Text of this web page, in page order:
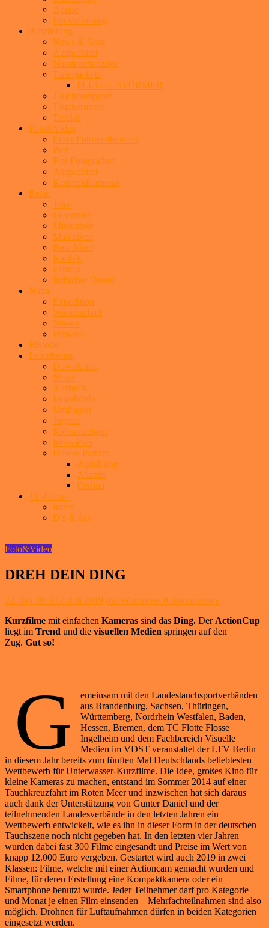
Apnoe
Fin swimming
Ausrüstung
News & Gear
Ausprobiert
Nasstauchanzüge
Tarierjackets
FLÜGEL STÜRMER
Tauchcomputer
Taucheruhren
Trockis
Foto&Video
Leser Fotowettbewerb
Pics
Frei Fotografiert
Ausprobiert
Kompaktkameras
Reise
Trips
Leserreise
Mittelmeer
Malediven
Rote Meer
Karibik
Fernost
Indischer Ozean
Natur
Expedition
Wissenschaft
Wissen
Umwelt
Historie
Leserforum
Downloads
News
Ausblick
Leserbriefe
Umfragen
Jugend
Kleinanzeigen
Interviews
Unsere Partner
AquaLung
Atlantis
Certina
TL-Forum
Intern
D’s & das
Foto&Video
DREH DEIN DING
22. Juli 201922. Juli 2019 dwfWordpress 0 Kommentare
Kurzfilme mit einfachen Kameras sind das Ding. Der ActionCup
liegt im Trend und die visuellen Medien springen auf den
Zug. Gut so!
G
emeinsam mit den Landestauchsportverbänden
aus Brandenburg, Sachsen, Thüringen,
Württemberg, Nordrhein Westfalen, Baden,
Hessen, Bremen, dem TC Flotte Flosse
Ingelheim und dem Fachbereich Visuelle
Medien im VDST veranstaltet der LTV Berlin
in diesem Jahr bereits zum fünften Mal Deutschlands beliebtesten
Wettbewerb für Unterwasser-Kurzfilme. Die Idee, großes Kino für
kleine Kameras zu machen, entstand im Sommer 2014 auf einer
Tauchkreuzfahrt im Roten Meer und inzwischen hat sich daraus
auch dank der Unterstützung von Gunter Daniel und der
teilnehmenden Landesverbände in den letzten Jahren ein
Wettbewerb entwickelt, wie es ihn in dieser Form in der deutschen
Tauchszene noch nicht gegeben hat. In den letzten vier Jahren
wurden dabei fast 300 Filme eingesandt und Preise im Wert von
knapp 12.000 Euro vergeben. Gestartet wird auch 2019 in zwei
Klassen: Filme, welche mit einer Actioncam gemacht wurden und
Filme, für deren Erstellung eine Kompaktkamera oder ein
Smartphone benutzt wurde. Jeder Teilnehmer darf pro Kategorie
und Monat je einen Film einsenden – Mehrfachteilnahmen sind also
möglich. Drohnen für Luftaufnahmen dürfen in beiden Kategorien
eingesetzt werden.